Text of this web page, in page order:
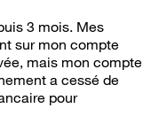
3 mois. Mes
sur mon compte
mais mon compte
a cessé de
pour